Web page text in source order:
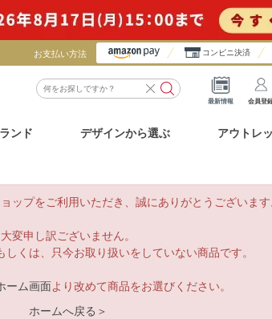
お支払い方法 コンビニ決済
最新情報 会員登
ンド デザインから選ぶ アウトレ
ップをご利用いただき、誠にありがとうございます
大変申し訳ございません。
くは、只今お取り扱いをしていない商品です。
ーム画面より改めて商品をお選びください。
ホームへ戻る＞